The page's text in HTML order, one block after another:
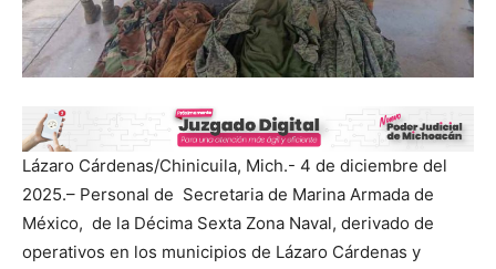
Lázaro Cárdenas/Chinicuila, Mich.- 4 de diciembre del
2025.– Personal de Secretaria de Marina Armada de
México, de la Décima Sexta Zona Naval, derivado de
operativos en los municipios de Lázaro Cárdenas y